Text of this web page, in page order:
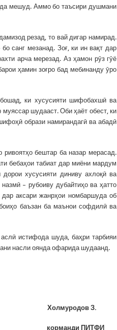
мешуд. Аммо бо таъсири душмани
резад, то вай дигар намирад.
санг мезанад. Зоғ, ки ин вақт дар
арча мерезад. Аз ҳамон рӯз гӯё
ҳамин зоғро бад мебинанду ӯро
ки хусусияти шифобахшӣ ва
шудааст. Оби ҳаёт обест, ки
образи намирандагӣ ва абадӣ
бештар ба назар мерасад.
бебаҳои табиат дар миёни мардум
хусусияти диниву ахлоқӣ ва
– рубоиву дубайтиҳо ва ҳатто
аксари жанрҳои номбаршуда об
баъзан ба маънои софдилӣ ва
истифода шуда, баҳри тарбияи
насли оянда офарида шудаанд.
Холмуродов З.
корманди ПИТФИ